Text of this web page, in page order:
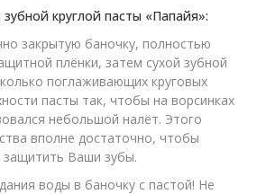
круглой пасты «Папайя»:
закрытую баночку, полностью
плёнки, затем сухой зубной
поглаживающих круговых
пасты так, чтобы на ворсинках
небольшой налёт. Этого
вполне достаточно, чтобы
защитить Ваши зубы.
воды в баночку с пастой! Не